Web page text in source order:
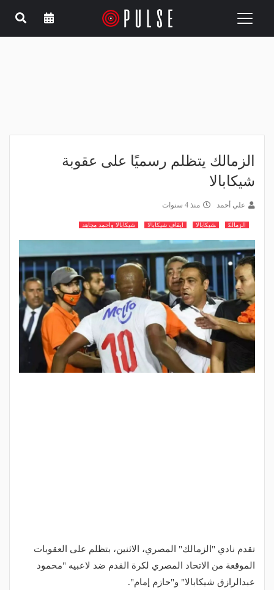
Toggle
الزمالك يتظلم رسميًا على عقوبة
شيكابالا
علي أحمد منذ 4 سنوات
الزمالك شيكابالا ايقاف شيكابالا شيكابالا واحمد مجاهد
تقدم نادي "الزمالك" المصري، الاثنين، بتظلم على العقوبات
الموقعة من الاتحاد المصري لكرة القدم ضد لاعبيه "محمود
عبدالرازق شيكابالا" و"حازم إمام".